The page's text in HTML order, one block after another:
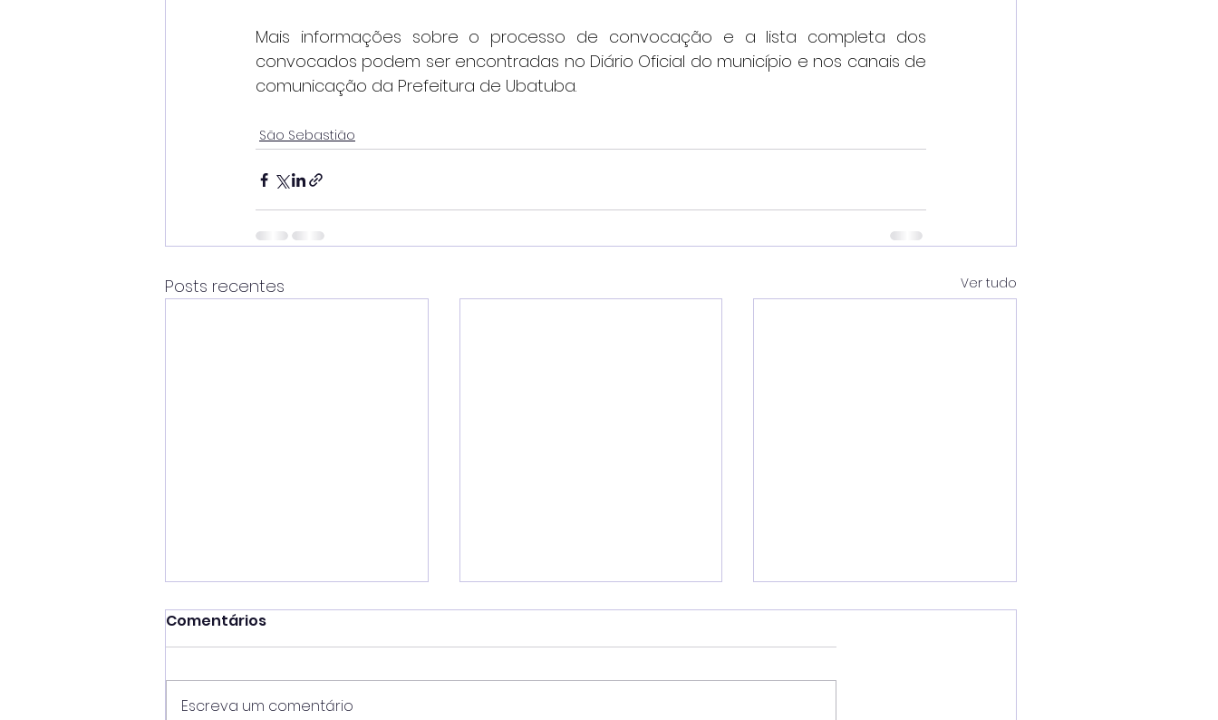
Mais informações sobre o processo de convocação e a lista completa dos
convocados podem ser encontradas no Diário Oficial do município e nos canais de
comunicação da Prefeitura de Ubatuba.
São Sebastião
Posts recentes Ver tudo
Comentários
Escreva um comentário